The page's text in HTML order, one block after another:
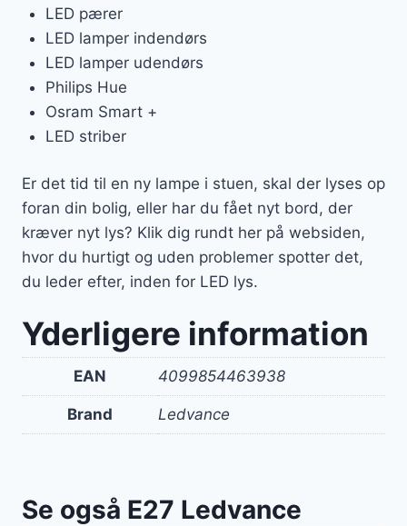
LED pærer
LED lamper indendørs
LED lamper udendørs
Philips Hue
Osram Smart +
LED striber
Er det tid til en ny lampe i stuen, skal der lyses op
foran din bolig, eller har du fået nyt bord, der
kræver nyt lys? Klik dig rundt her på websiden,
hvor du hurtigt og uden problemer spotter det,
du leder efter, inden for LED lys.
Yderligere information
EAN 4099854463938
Brand Ledvance
Se også E27 Ledvance